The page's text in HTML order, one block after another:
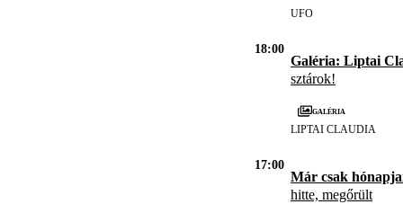
UFO
18:00
Galéria: Liptai
sztárok!
Galéria
LIPTAI CLAUDIA
17:00
Már csak
hitte, megőrült